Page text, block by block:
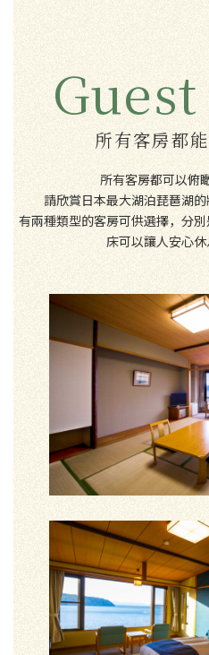
所有客房都
所有客房都可以俯
請欣賞日本最大湖泊琵琶湖的
有兩種類型的客房可供選擇，分
床可以讓人安心休